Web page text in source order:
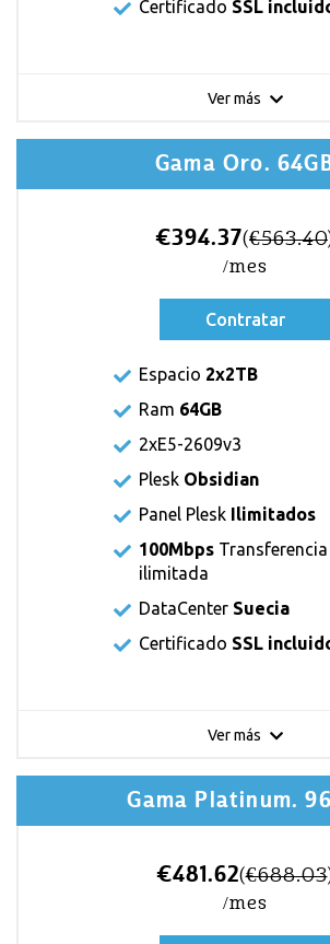
Certificado SSL
Ver más
Gama Oro.
€394.37(€563.40
/mes
Contratar
Espacio 2x2TB
Ram 64GB
2xE5-2609v3
Plesk Obsidian
Panel Plesk Ilimitados
100Mbps Transferencia
ilimitada
DataCenter Suecia
Certificado SSL
Ver más
Gama Platinum.
€481.62(€688.03
/mes